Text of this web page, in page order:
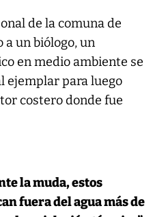
de la comuna de
a un biólogo, un
en medio ambiente se
ejemplar para luego
costero donde fue
la muda, estos
fuera del agua más de